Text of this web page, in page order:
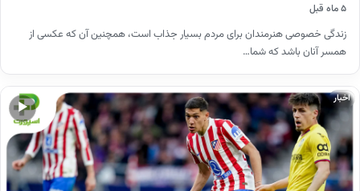
۵ ماه قبل
زندگی خصوصی هنرمندان برای مردم بسیار جذاب است، همچنین آن که عکسی از
همسر آنان باشد که شما…
▶
اخبار